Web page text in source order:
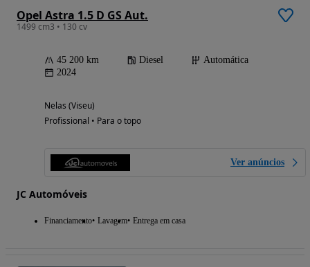
Opel Astra 1.5 D GS Aut.
1499 cm3 • 130 cv
45 200 km Diesel
Automática
2024
Nelas (Viseu)
Profissional • Para o topo
Ver anúncios
JC Automóveis
Financiamento Lavagem Entrega em casa